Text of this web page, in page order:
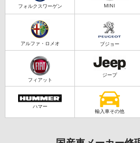
フォルクスワーゲン MINI
アルファ・ロメオ プジョー
フィアット
ジープ
ハマー
輸入車その他